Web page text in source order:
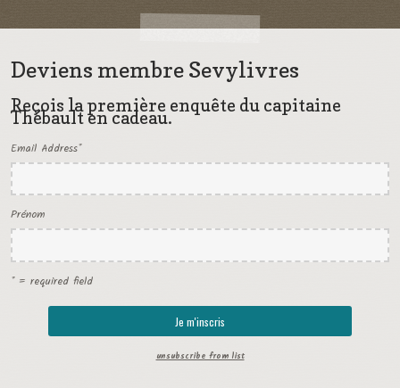
Deviens membre Sevylivres
Reçois la première enquête du capitaine
Thébault en cadeau.
Email Address*
Prénom
* = required field
unsubscribe from list